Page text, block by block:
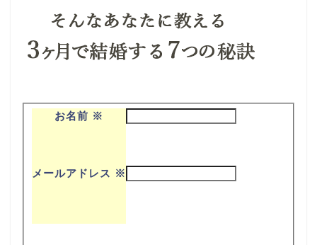
お名前 ※
メールアドレス ※